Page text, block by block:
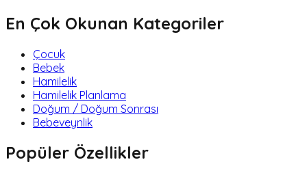
En Çok Okunan Kategoriler
Çocuk
Bebek
Hamilelik
Hamilelik Planlama
Doğum / Doğum Sonrası
Bebeveynlik
Popüler Özellikler